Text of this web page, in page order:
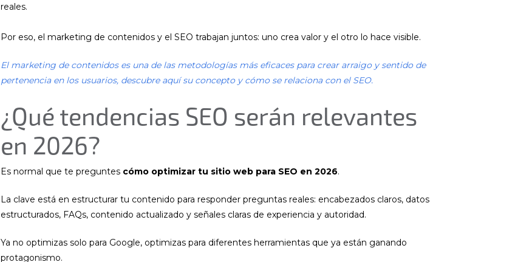
reales.
Por eso, el marketing de contenidos y el SEO trabajan juntos: uno crea valor y el otro lo hace visible.
El marketing de contenidos es una de las metodologías más eficaces para crear arraigo y sentido de
pertenencia en los usuarios, descubre aquí su concepto y cómo se relaciona con el SEO.
¿Qué tendencias SEO serán relevantes
en 2026?
Es normal que te preguntes cómo optimizar tu sitio web para SEO en 2026.
La clave está en estructurar tu contenido para responder preguntas reales: encabezados claros, datos
estructurados, FAQs, contenido actualizado y señales claras de experiencia y autoridad.
Ya no optimizas solo para Google, optimizas para diferentes herramientas que ya están ganando
protagonismo.